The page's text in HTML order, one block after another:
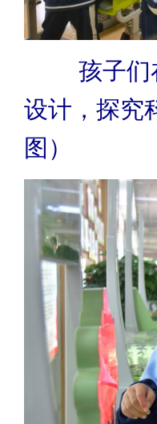
孩子们
设计，探究
图）